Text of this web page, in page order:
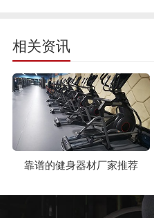
相关资讯
靠谱的健身器材厂家推荐